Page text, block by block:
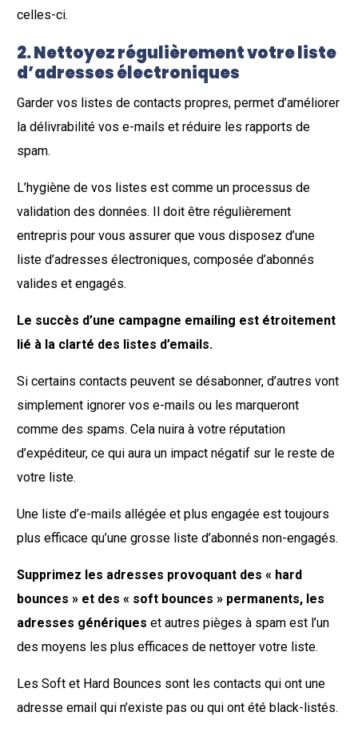
celles-ci.
2.Nettoyez régulièrement votre liste
d’adresses électroniques
Garder vos listes de contacts propres, permet d’améliorer
la délivrabilité vos e-mails et réduire les rapports de
spam.
L’hygiène de vos listes est comme un processus de
validation des données. Il doit être régulièrement
entrepris pour vous assurer que vous disposez d’une
liste d’adresses électroniques, composée d’abonnés
valides et engagés.
Le succès d’une campagne emailing est étroitement
lié à la clarté des listes d’emails.
Si certains contacts peuvent se désabonner, d’autres vont
simplement ignorer vos e-mails ou les marqueront
comme des spams. Cela nuira à votre réputation
d’expéditeur, ce qui aura un impact négatif sur le reste de
votre liste.
Une liste d’e-mails allégée et plus engagée est toujours
plus efficace qu’une grosse liste d’abonnés non-engagés.
Supprimez les adresses provoquant des « hard
bounces » et des « soft bounces » permanents, les
adresses génériqueset autres pièges à spam est l’un
des moyens les plus efficaces de nettoyer votre liste.
Les Soft et Hard Bounces sont les contacts qui ont une
adresse email qui n’existe pas ou qui ont été black-listés.